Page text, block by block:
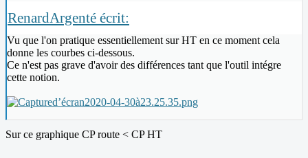
RenardArgenté écrit:
Vu que l'on pratique essentiellement sur HT en ce moment cela
donne les courbes ci-dessous.
Ce n'est pas grave d'avoir des différences tant que l'outil intégre
cette notion.
Sur ce graphique CP route < CP HT